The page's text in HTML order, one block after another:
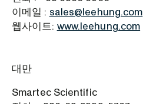
이메일 : sales@leehung.com
웹사이트: www.leehung.com
대만
Smartec Scientific